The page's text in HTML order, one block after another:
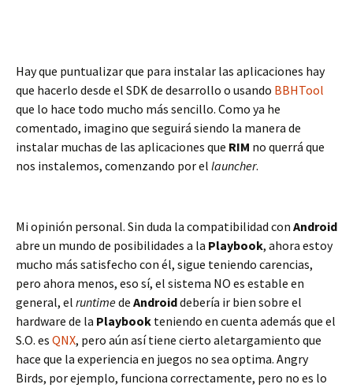
Hay que puntualizar que para instalar las aplicaciones hay
que hacerlo desde el SDK de desarrollo o usando BBHTool
que lo hace todo mucho más sencillo. Como ya he
comentado, imagino que seguirá siendo la manera de
instalar muchas de las aplicaciones que RIM no querrá que
nos instalemos, comenzando por el launcher.
Mi opinión personal. Sin duda la compatibilidad con Android
abre un mundo de posibilidades a la Playbook, ahora estoy
mucho más satisfecho con él, sigue teniendo carencias,
pero ahora menos, eso sí, el sistema NO es estable en
general, el runtimede Androiddebería ir bien sobre el
hardware de la Playbook teniendo en cuenta además que el
S.O. es QNX, pero aún así tiene cierto aletargamiento que
hace que la experiencia en juegos no sea optima. Angry
Birds, por ejemplo, funciona correctamente, pero no es lo